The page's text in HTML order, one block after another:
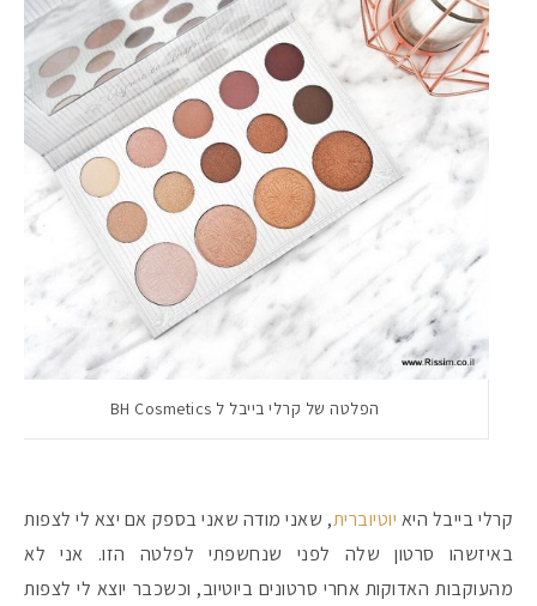
הפלטה של קרלי בייבל ל BH Cosmetics
קרלי בייבל היא יוטיוברית, שאני מודה שאני בספק אם יצא לי לצפות
באיזשהו סרטון שלה לפני שנחשפתי לפלטה הזו. אני לא
מהעוקבות האדוקות אחרי סרטונים ביוטיוב, וכשכבר יוצא לי לצפות